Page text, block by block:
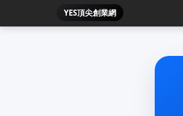
YES頂尖創業網